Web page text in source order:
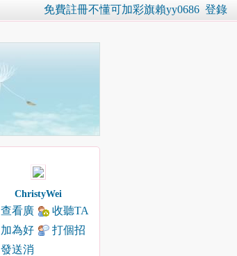
免費註冊不懂可加彩旗賴yy0686 登錄
ChristyWei
查看廣
收聽TA
加為好
打個招
發送消